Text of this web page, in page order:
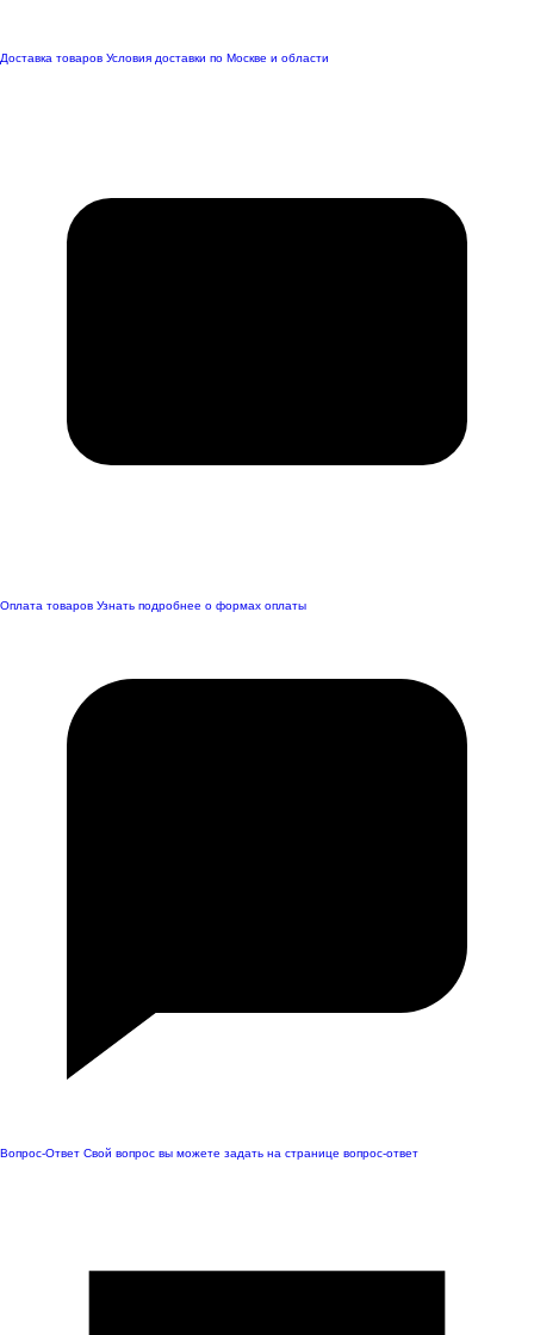
Доставка товаров Условия доставки по Москве и области
Оплата товаров Узнать подробнее о формах оплаты
Вопрос-Ответ Свой вопрос вы можете задать на странице вопрос-ответ